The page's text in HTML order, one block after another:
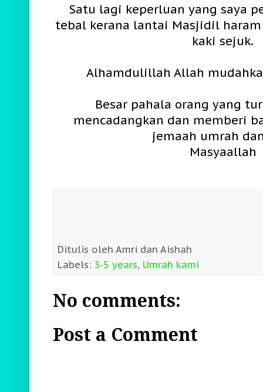
Satu lagi keperluan yang saya
tebal kerana lantai Masjidil haram
kaki sejuk.
Alhamdulillah Allah
Besar pahala orang yang
mencadangkan dan memberi
jemaah umrah
Masyaallah
Ditulis oleh Amri dan Aishah
Labels: 3-5 years, Umrah kami
No comments:
Post a Comment